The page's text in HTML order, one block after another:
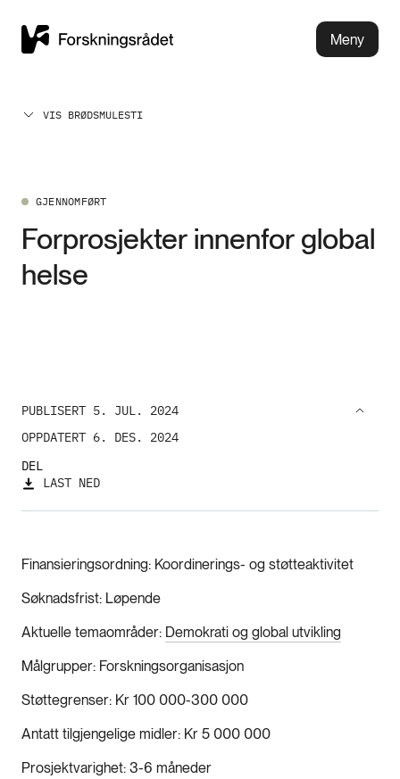
Meny
VIS BRØDSMULESTI
GJENNOMFØRT
Forprosjekter innenfor global
helse
PUBLISERT 5. JUL. 2024
OPPDATERT 6. DES. 2024
DEL
LAST NED
Finansieringsordning Koordinerings- og støtteaktivitet
Søknadsfrist Løpende
Aktuelle temaområder Demokrati og global utvikling
Målgrupper Forskningsorganisasjon
Støttegrenser Kr 100 000-300 000
Antatt tilgjengelige midler Kr 5 000 000
Prosjektvarighet 3-6 måneder